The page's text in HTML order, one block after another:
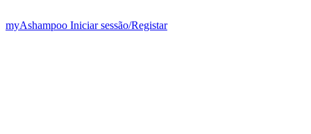
myAshampoo Iniciar sessão/Registar